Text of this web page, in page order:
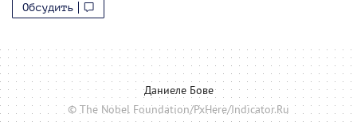
Обсудить
Даниеле Бове
© The Nobel Foundation/PxHere/Indicator.Ru